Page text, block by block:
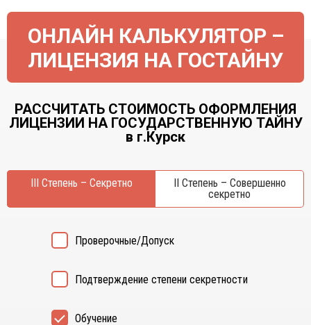
ОНЛАЙН КАЛЬКУЛЯТОР –
ЛИЦЕНЗИЯ НА ГОСТАЙНУ
РАССЧИТАТЬ СТОИМОСТЬ ОФОРМЛЕНИЯ
ЛИЦЕНЗИИ НА ГОСУДАРСТВЕННУЮ ТАЙНУ
в г.Курск
III Степень – Секретно
II Степень – Совершенно
секретно
Проверочные/Допуск
Подтверждение степени секретности
Обучение